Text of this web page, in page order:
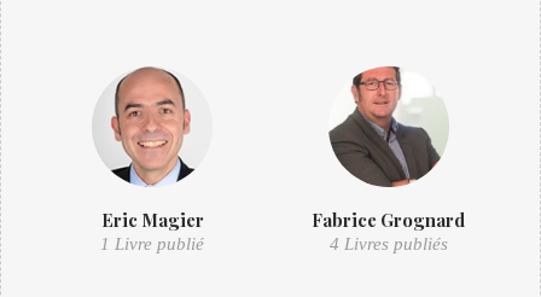
Eric Magier
1 Livre publié
Fabrice Grognard
4 Livres publiés